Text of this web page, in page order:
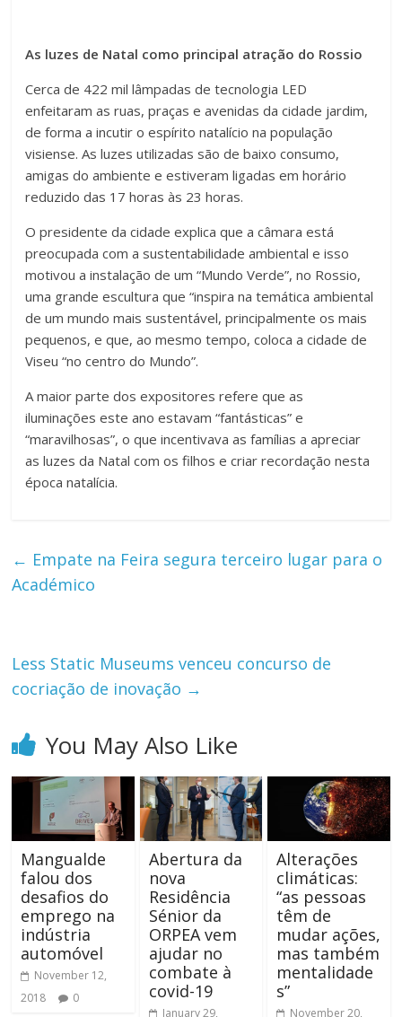
As luzes de Natal como principal atração do Rossio
Cerca de 422 mil lâmpadas de tecnologia LED
enfeitaram as ruas, praças e avenidas da cidade jardim,
de forma a incutir o espírito natalício na população
visiense. As luzes utilizadas são de baixo consumo,
amigas do ambiente e estiveram ligadas em horário
reduzido das 17 horas às 23 horas.
O presidente da cidade explica que a câmara está
preocupada com a sustentabilidade ambiental e isso
motivou a instalação de um “Mundo Verde”, no Rossio,
uma grande escultura que “inspira na temática ambiental
de um mundo mais sustentável, principalmente os mais
pequenos, e que, ao mesmo tempo, coloca a cidade de
Viseu “no centro do Mundo”.
A maior parte dos expositores refere que as
iluminações este ano estavam “fantásticas” e
“maravilhosas”, o que incentivava as famílias a apreciar
as luzes da Natal com os filhos e criar recordação nesta
época natalícia.
← Empate na Feira segura terceiro lugar para o
Académico
Less Static Museums venceu concurso de
cocriação de inovação →
You May Also Like
Mangualde
falou dos
desafios do
emprego na
indústria
automóvel
November 12,
2018
0
Abertura da
nova
Residência
Sénior da
ORPEA vem
ajudar no
combate à
covid-19
January 29,
Alterações
climáticas:
“as pessoas
têm de
mudar ações,
mas também
mentalidade
s”
November 20,